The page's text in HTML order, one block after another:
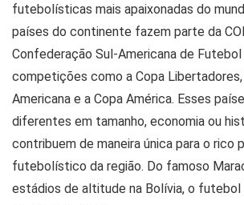
futebolísticas mais apaixonadas do
países do continente fazem parte da
Confederação Sul-Americana de
competições como a Copa Libertadores,
Americana e a Copa América. Esses
diferentes em tamanho, economia ou
contribuem de maneira única para o rico
futebolístico da região. Do famoso
estádios de altitude na Bolívia, o